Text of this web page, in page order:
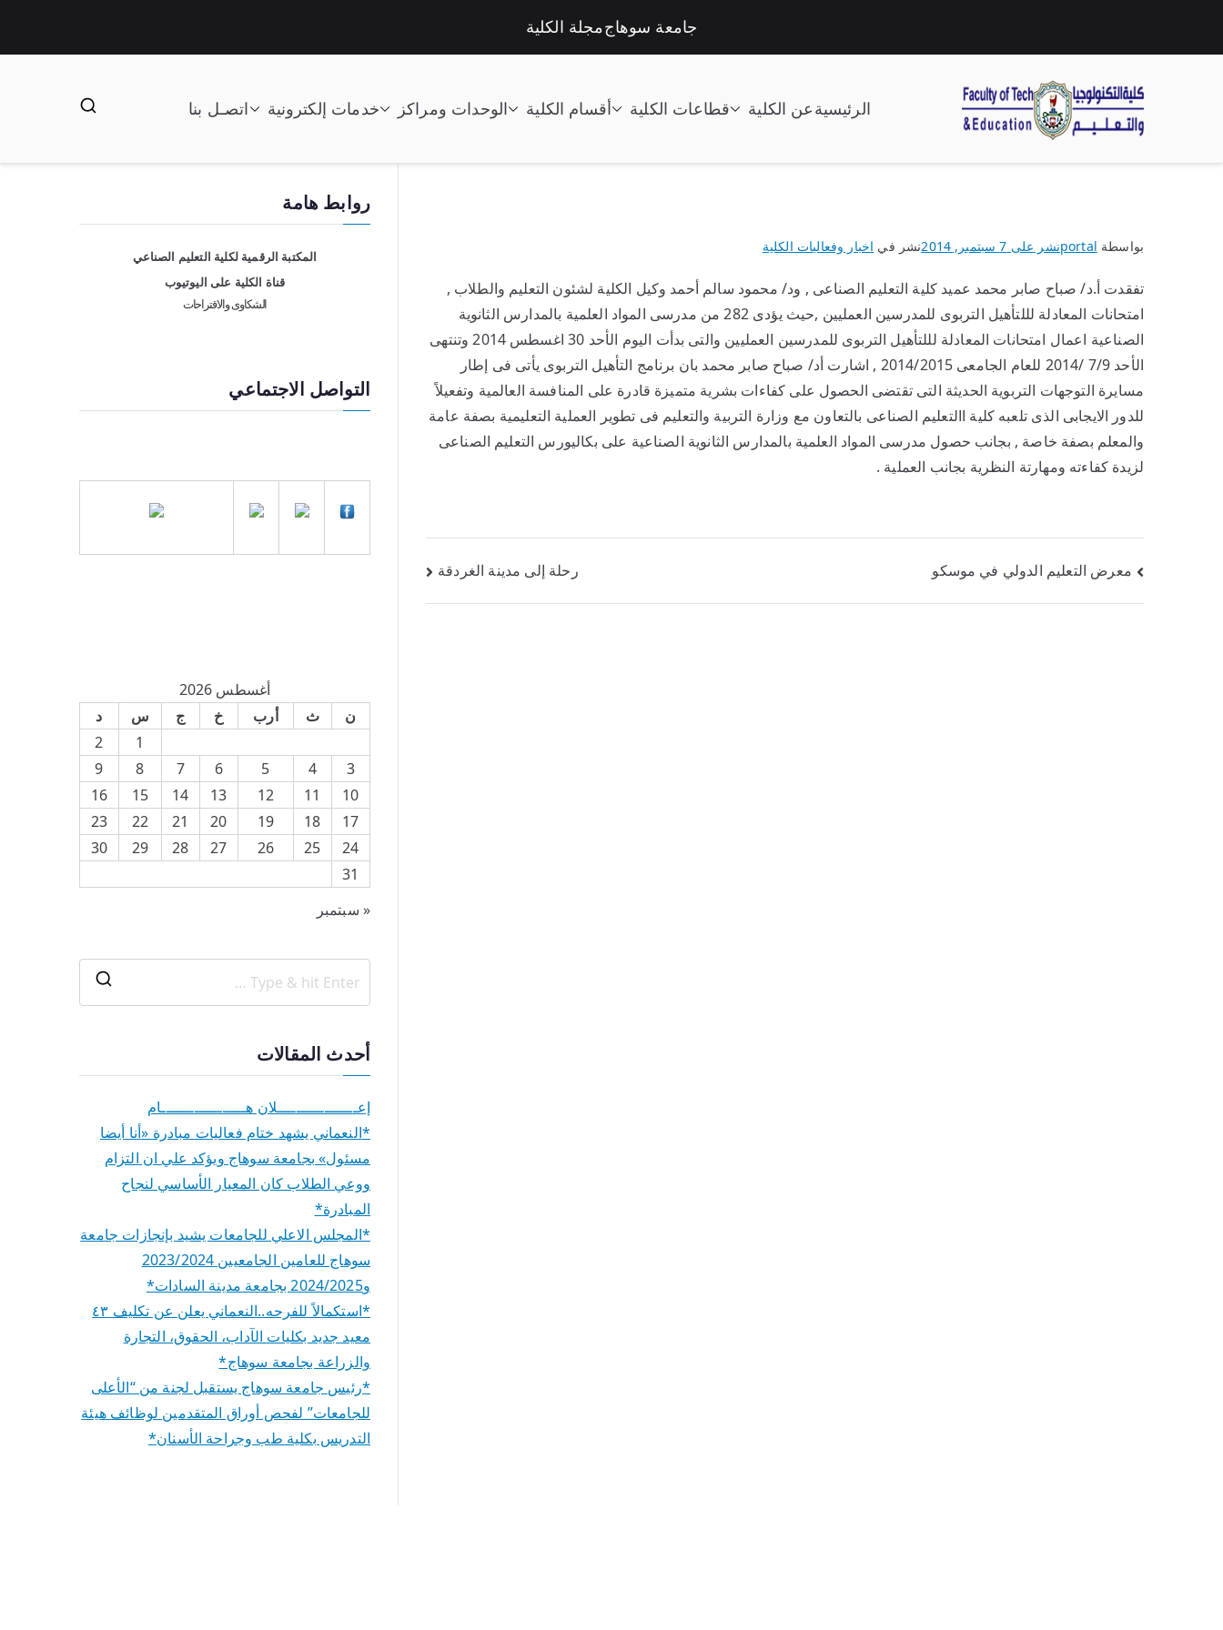
جامعة سوهاجمجلة الكلية
الرئيسية عن الكلية قطاعات الكلية أقسام الكلية الوحدات ومراكز خدمات إلكترونية اتصـل بنا
بواسطة portalنشر على 7 سبتمبر, 2014 نشر في اخبار وفعاليات الكلية
تفقدت أ.د/ صباح صابر محمد عميد كلية التعليم الصناعى , ود/ محمود سالم أحمد وكيل الكلية لشئون التعليم والطلاب ,
امتحانات المعادلة لللتأهيل التربوى للمدرسين العمليين ,حيث يؤدى 282 من مدرسى المواد العلمية بالمدارس الثانوية
الصناعية اعمال امتحانات المعادلة لللتأهيل التربوى للمدرسين العمليين والتى بدأت اليوم الأحد 30 اغسطس 2014 وتنتهى
الأحد 7/9 /2014 للعام الجامعى 2014/2015 , اشارت أد/ صباح صابر محمد بان برنامج التأهيل التربوى يأتى فى إطار
مسايرة التوجهات التربوية الحديثة التى تقتضى الحصول على كفاءات بشرية متميزة قادرة على المنافسة العالمية وتفعيلاً
للدور الايجابى الذى تلعبه كلية االتعليم الصناعى بالتعاون مع وزارة التربية والتعليم فى تطوير العملية التعليمية بصفة عامة
والمعلم بصفة خاصة , بجانب حصول مدرسى المواد العلمية بالمدارس الثانوية الصناعية على بكاليورس التعليم الصناعى
لزيدة كفاءته ومهارتة النظرية بجانب العملية .
معرض التعليم الدولي في موسكو رحلة إلى مدينة الغردقة
روابط هامة
المكتبة الرقمية لكلية التعليم الصناعي
قناة الكلية على اليوتيوب
الشكاوى والاقتراحات
التواصل الاجتماعي
أغسطس 2026
ن
ث أرب خ ج س
د
1
2
3
4
5
6
7
8
9
10
11
12
13
14
15
16
17
18
19
20
21
22
23
24
25
26
27
28
29
30
31
« سبتمبر
أحدث المقالات
إعـــــــــــــــــلان هــــــــــــــــــام
*النعماني يشهد ختام فعاليات مبادرة «أنا أيضا
مسئول» بجامعة سوهاج ويؤكد علي ان التزام
ووعي الطلاب كان المعيار الأساسي لنجاح
المبادرة*
*المجلس الاعلي للجامعات يشيد بإنجازات جامعة
سوهاج للعامين الجامعيين 2023/2024
و2024/2025 بجامعة مدينة السادات*
*استكمالاً للفرحه..النعماني يعلن عن تكليف ٤٣
معيد جديد بكليات الآداب، الحقوق، التجارة
والزراعة بجامعة سوهاج*
*رئيس جامعة سوهاج يستقبل لجنة من “الأعلى
للجامعات” لفحص أوراق المتقدمين لوظائف هيئة
التدريس بكلية طب وجراحة الأسنان*